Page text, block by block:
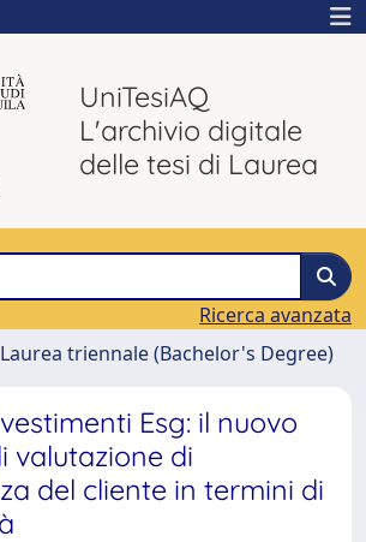
UniTesiAQ
L'archivio digitale
delle tesi di Laurea
Ricerca avanzata
Laurea triennale (Bachelor's Degree)
Esg: il nuovo
valutazione di
del cliente in termini di